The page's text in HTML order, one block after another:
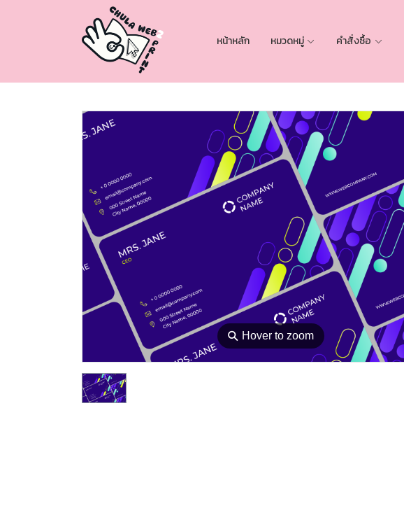
หน้าหลัก หมวดหมู่ คำสั่งซื้อ
⚲ Hover to zoom